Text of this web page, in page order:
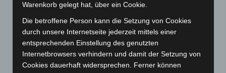
September 2023(133)
August 2023(134)
Juni 2023(142)
Mai 2023(139)
Warenkorb gelegt hat, über ein Cookie.
Die betroffene Person kann die Setzung von Cookies
durch unsere Internetseite jederzeit mittels einer
entsprechenden Einstellung des genutzten
Internetbrowsers verhindern und damit der Setzung von
Cookies dauerhaft widersprechen. Ferner können